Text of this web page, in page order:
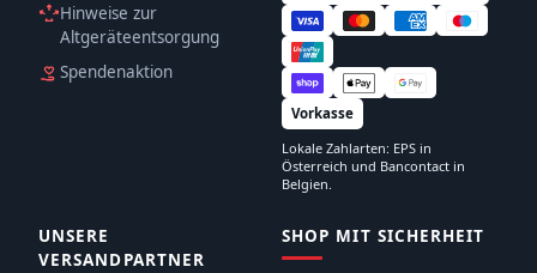
Hinweise zur
Altgeräteentsorgung
Spendenaktion
Vorkasse
Lokale Zahlarten: EPS in
Österreich und Bancontact in
Belgien.
UNSERE
VERSANDPARTNER
SHOP MIT SICHERHEIT